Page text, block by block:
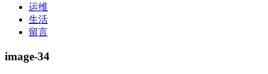
运维
生活
留言
image-34